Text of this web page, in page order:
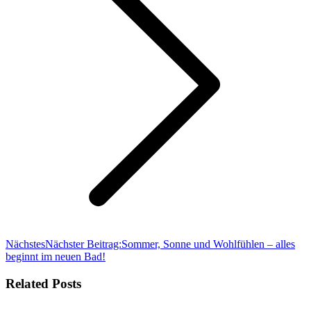
NächstesNächster Beitrag:Sommer, Sonne und Wohlfühlen – alles
beginnt im neuen Bad!
Related Posts